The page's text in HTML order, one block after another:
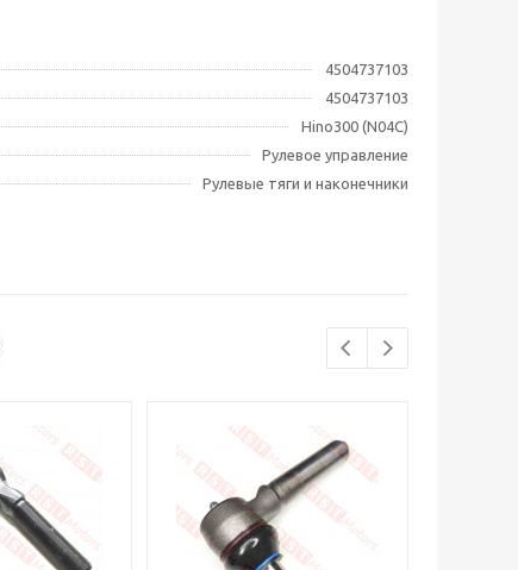
4504737103
4504737103
Hino300 (N04C)
Рулевое управление
Рулевые тяги и наконечники